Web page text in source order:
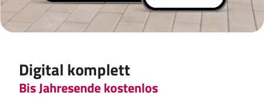
Digital komplett
Bis Jahresende kostenlos